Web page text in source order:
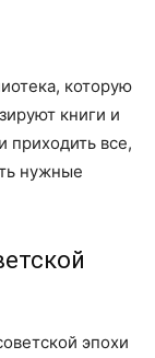
которую
книги и
приходить все,
нужные
эпохи